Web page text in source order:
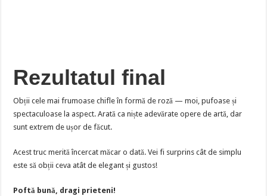
Rezultatul final
Obții cele mai frumoase chifle în formă de roză — moi, pufoase și
spectaculoase la aspect. Arată ca niște adevărate opere de artă, dar
sunt extrem de ușor de făcut.
Acest truc merită încercat măcar o dată. Vei fi surprins cât de simplu
este să obții ceva atât de elegant și gustos!
Poftă bună, dragi prieteni!